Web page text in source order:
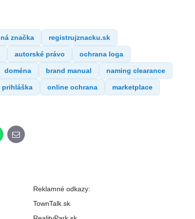
značka registrujznacku.sk
autorské právo ochrana loga
doména brand manual naming clearance
prihláška online ochrana marketplace
E-
mail
Reklamné odkazy:
TownTalk.sk